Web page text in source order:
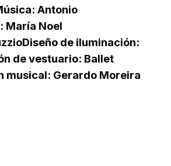
Antonio
María Noel
de iluminación:
de vestuario: Ballet
musical: Gerardo Moreira